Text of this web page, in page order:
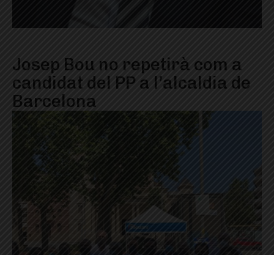
Josep Bou no repetirà com a
candidat del PP a l’alcaldia de
Barcelona